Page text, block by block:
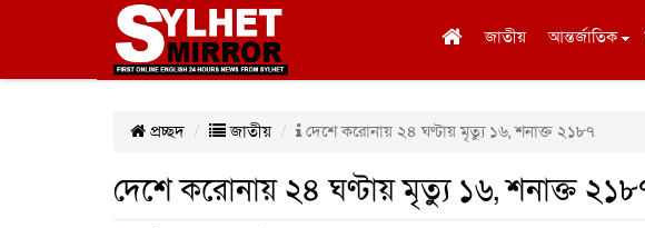
জাতীয় আন্তর্জাতিক
প্রচ্ছদ জাতীয় দেশে করোনায় ২৪ ঘণ্টায় মৃত্যু ১৬, শনাক্ত ২১৮৭
দেশে করোনায় ২৪ ঘণ্টায় মৃত্যু ১৬, শনাক্ত